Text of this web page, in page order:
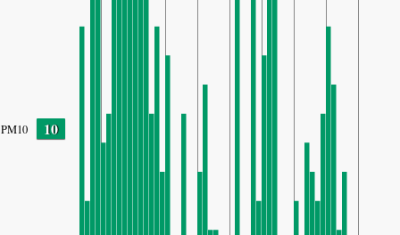
PM10 10